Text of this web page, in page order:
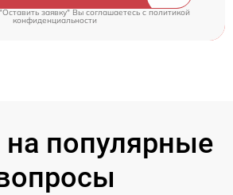
заявку" Вы соглашаетесь cполитикой
конфиденциальности
популярные